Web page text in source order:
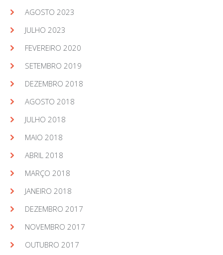
AGOSTO 2023
JULHO 2023
FEVEREIRO 2020
SETEMBRO 2019
DEZEMBRO 2018
AGOSTO 2018
JULHO 2018
MAIO 2018
ABRIL 2018
MARÇO 2018
JANEIRO 2018
DEZEMBRO 2017
NOVEMBRO 2017
OUTUBRO 2017